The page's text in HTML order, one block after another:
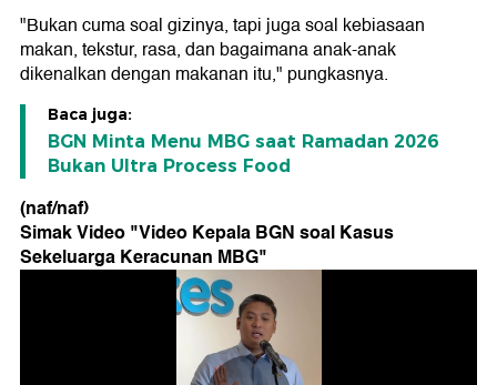
"Bukan cuma soal gizinya, tapi juga soal kebiasaan
makan, tekstur, rasa, dan bagaimana anak-anak
dikenalkan dengan makanan itu," pungkasnya.
Baca juga:
BGN Minta Menu MBG saat Ramadan 2026
Bukan Ultra Process Food
(naf/naf)
Simak Video "Video Kepala BGN soal Kasus
Sekeluarga Keracunan MBG"